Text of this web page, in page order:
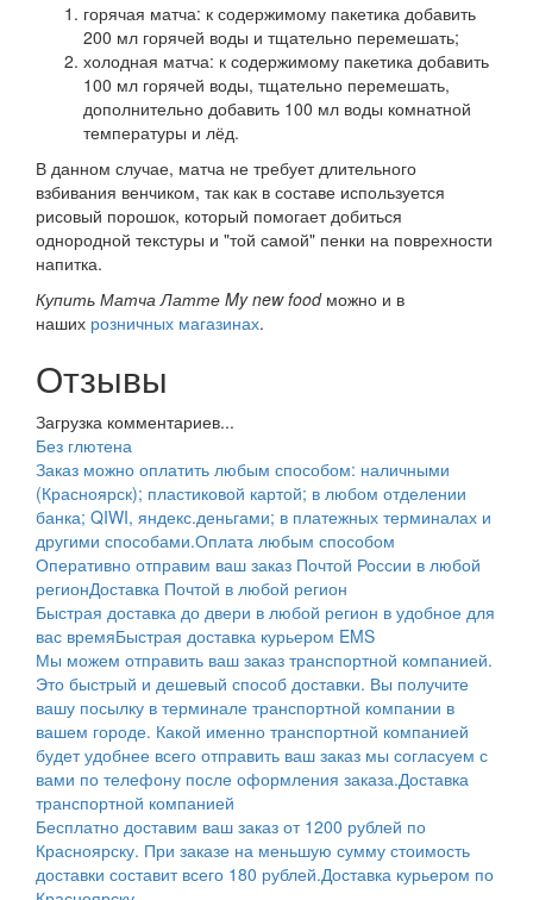
горячая матча: к содержимому пакетика добавить
200 мл горячей воды и тщательно перемешать;
холодная матча: к содержимому пакетика добавить
100 мл горячей воды, тщательно перемешать,
дополнительно добавить 100 мл воды комнатной
температуры и лёд.
В данном случае, матча не требует длительного
взбивания венчиком, так как в составе используется
рисовый порошок, который помогает добиться
однородной текстуры и "той самой" пенки на поврехности
напитка.
Купить Матча Латте My new foodможно и в
наших розничных магазинах.
Отзывы
Загрузка комментариев...
Без глютена
Заказ можно оплатить любым способом: наличными
(Красноярск); пластиковой картой; в любом отделении
банка; QIWI, яндекс.деньгами; в платежных терминалах и
другими способами.Оплата любым способом
Оперативно отправим ваш заказ Почтой России в любой
регионДоставка Почтой в любой регион
Быстрая доставка до двери в любой регион в удобное для
вас времяБыстрая доставка курьером EMS
Мы можем отправить ваш заказ транспортной компанией.
Это быстрый и дешевый способ доставки. Вы получите
вашу посылку в терминале транспортной компании в
вашем городе. Какой именно транспортной компанией
будет удобнее всего отправить ваш заказ мы согласуем с
вами по телефону после оформления заказа.Доставка
транспортной компанией
Бесплатно доставим ваш заказ от 1200 рублей по
Красноярску. При заказе на меньшую сумму стоимость
доставки составит всего 180 рублей.Доставка курьером по